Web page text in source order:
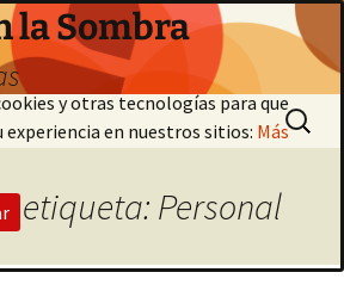
la Sombra
Buscar:
etiqueta: Personal
y otras tecnologías para que
en nuestros sitios: Más